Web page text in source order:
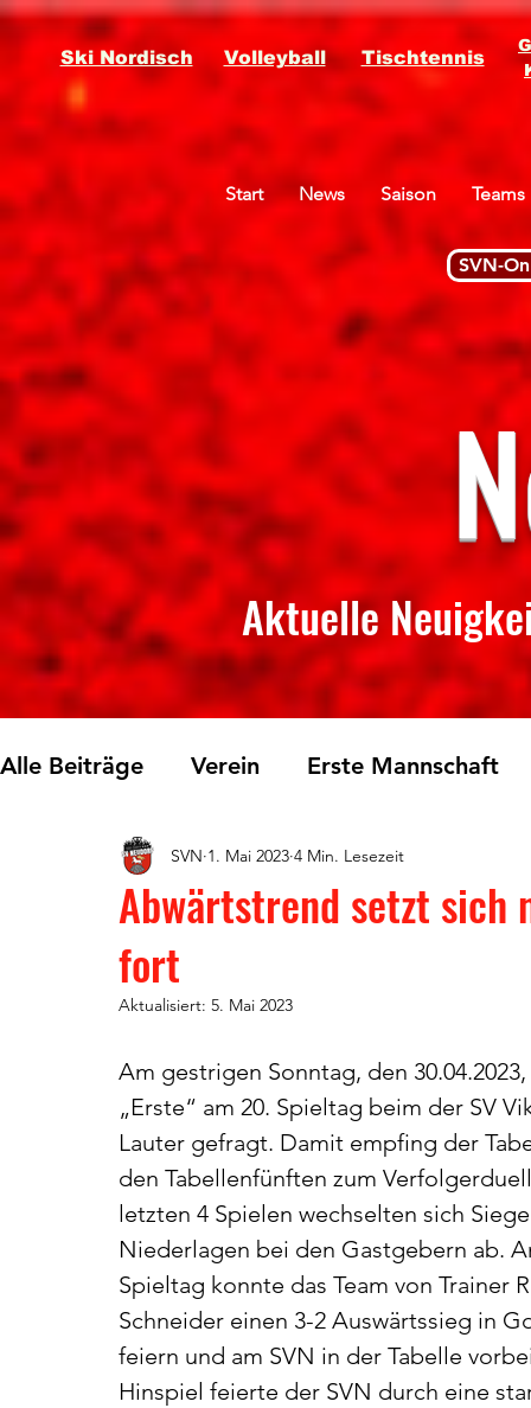
Ski Nordisch Volleyball Tischtennis
Start News Saison Teams
SVN-
Aktuelle
Alle Beiträge Verein Erste Mannschaft
Skilanglauf Fichtelberglauf
Abwärtstrend setzt sich
fort
SVN 1. Mai 2023 4 Min. Lesezeit
Aktualisiert: 5. Mai 2023
Am gestrigen Sonntag, den
„Erste“ am 20. Spieltag beim der SV
Lauter gefragt. Damit empfing der
den Tabellenfünften zum
letzten 4 Spielen wechselten sich
Niederlagen bei den Gastgebern ab.
Spieltag konnte das Team von Trainer
Schneider einen 3-2 Auswärtssieg in
feiern und am SVN in der Tabelle
Hinspiel feierte der SVN durch eine